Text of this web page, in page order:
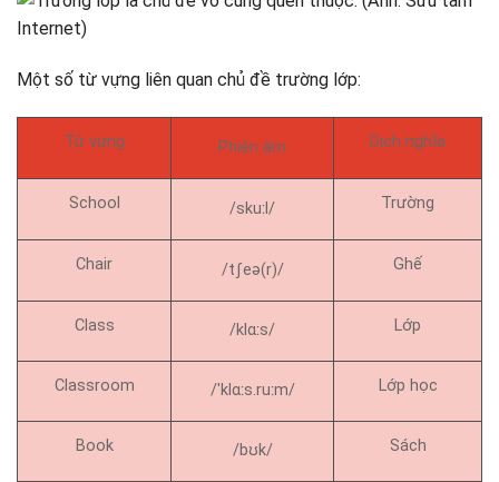
Một số từ vựng liên quan chủ đề trường lớp:
Từ vựng Phiên âm Dịch nghĩa
School /skuːl/ Trường
Chair /tʃeə(r)/ Ghế
Class /klɑːs/ Lớp
Classroom /ˈklɑːs.ruːm/ Lớp học
Book /bʊk/ Sách